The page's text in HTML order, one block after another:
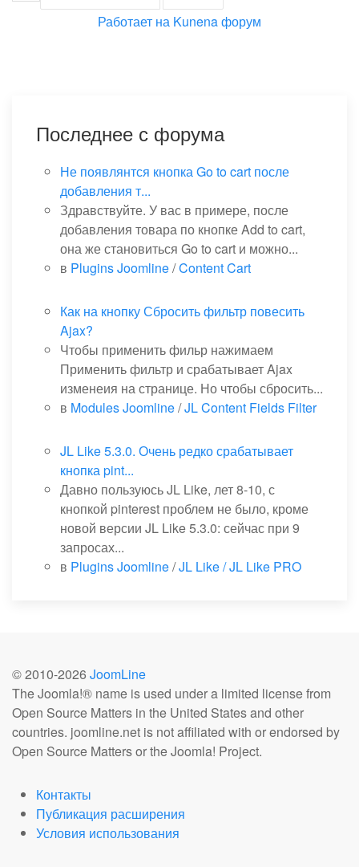
Работает на Kunena форум
Последнее с форума
Не появлянтся кнопка Go to cart после
добавления т...
Здравствуйте. У вас в примере, после
добавления товара по кнопке Add to cart,
она же становиться Go to cart и можно...
в Plugins Joomline/Content Cart
Как на кнопку Сбросить фильтр повесить
Ajax?
Чтобы применить фильр нажимаем
Применить фильтр и срабатывает Ajax
изменеия на странице. Но чтобы сбросить...
в Modules Joomline/JL Content Fields Filter
JL Like 5.3.0. Очень редко срабатывает
кнопка pint...
Давно пользуюсь JL Like, лет 8-10, с
кнопкой pinterest проблем не было, кроме
новой версии JL Like 5.3.0: сейчас при 9
запросах...
в Plugins Joomline/JL Like / JL Like PRO
© 2010-2026 JoomLine
The Joomla!® name is used under a limited license from
Open Source Matters in the United States and other
countries. joomline.net is not affiliated with or endorsed by
Open Source Matters or the Joomla! Project.
Контакты
Публикация расширения
Условия использования